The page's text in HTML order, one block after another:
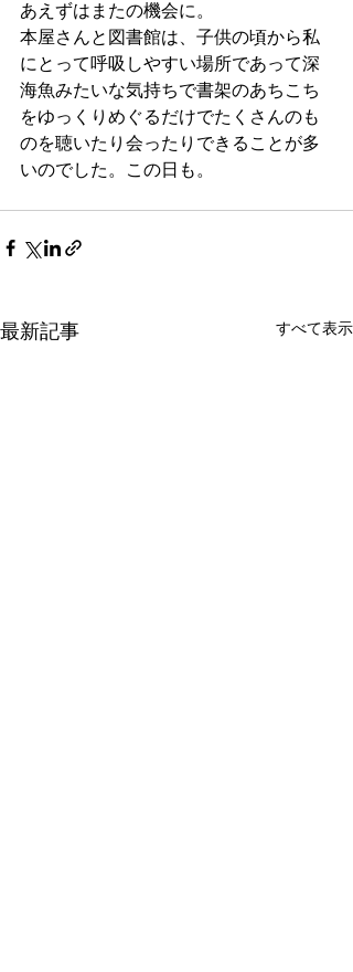
あえずはまたの機会に。
本屋さんと図書館は、子供の頃から私
にとって呼吸しやすい場所であって深
海魚みたいな気持ちで書架のあちこち
をゆっくりめぐるだけでたくさんのも
のを聴いたり会ったりできることが多
いのでした。この日も。
最新記事 すべて表示